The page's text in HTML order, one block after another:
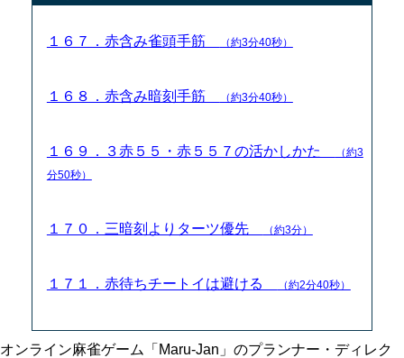
１６７．赤含み雀頭手筋 （約3分40秒）
１６８．赤含み暗刻手筋 （約3分40秒）
１６９．３赤５５・赤５５７の活かしかた
（約3
分50秒）
１７０．三暗刻よりターツ優先 （約3分）
１７１．赤待ちチートイは避ける （約2分40秒）
オンライン麻雀ゲーム「Maru-Jan」のプランナー・ディレク